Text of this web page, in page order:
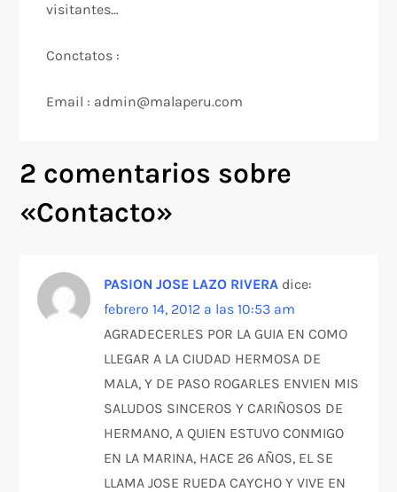
visitantes…
Conctatos :
Email : admin@malaperu.com
2 comentarios sobre
«Contacto»
PASION JOSE LAZO RIVERA dice:
febrero 14, 2012 a las 10:53 am
AGRADECERLES POR LA GUIA EN COMO
LLEGAR A LA CIUDAD HERMOSA DE
MALA, Y DE PASO ROGARLES ENVIEN MIS
SALUDOS SINCEROS Y CARIÑOSOS DE
HERMANO, A QUIEN ESTUVO CONMIGO
EN LA MARINA, HACE 26 AÑOS, EL SE
LLAMA JOSE RUEDA CAYCHO Y VIVE EN